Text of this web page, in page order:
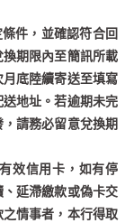
件，並確認符合回
期限內至簡訊所載
底陸續寄送至填寫
地址。若逾期未完
請務必留意兌換期
效信用卡，如有停
延滯繳款或偽卡交
情事者，本行得取